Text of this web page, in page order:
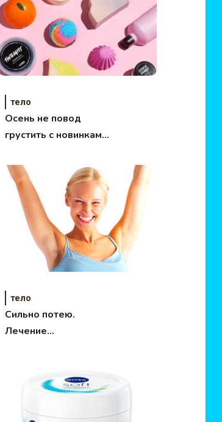
тело
Осень не повод
грустить с новинками
тело
Сильно потею.
Лечение